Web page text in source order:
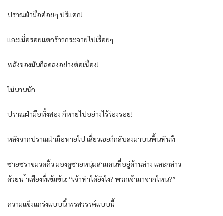
ปราณฝ่ามือค่อยๆ ปริแตก!
และเมื่อรอยแตกร้าวกระจายไปเรื่อยๆ
พลังของมันก็ลดลงอย่างต่อเนื่อง!
ไม่นานนัก
ปราณฝ่ามือทั้งสอง ก็หายไปอย่างไร้ร่องรอย!
หลังจากปราณฝ่ามือหายไป เสี่ยวเฮยก็กลับลงมาบนพื้นทันที
ชายชราขมวดคิ้ว มองดูชายหนุ่มสามคนที่อยู่ด้านล่าง และกล่าว
ด้วยน ้าเสียงที่เข้มข้น: “เจ้าทำได้ยังไง? พวกเจ้ามาจากไหน?”
ความแข็งแกร่งแบบนี้ พรสวรรค์แบบนี้